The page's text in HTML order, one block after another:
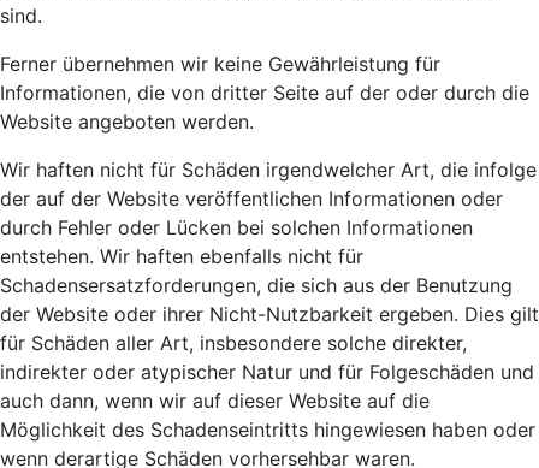
sind.
Ferner übernehmen wir keine Gewährleistung für
Informationen, die von dritter Seite auf der oder durch die
Website angeboten werden.
Wir haften nicht für Schäden irgendwelcher Art, die infolge
der auf der Website veröffentlichen Informationen oder
durch Fehler oder Lücken bei solchen Informationen
entstehen. Wir haften ebenfalls nicht für
Schadensersatzforderungen, die sich aus der Benutzung
der Website oder ihrer Nicht-Nutzbarkeit ergeben. Dies gilt
für Schäden aller Art, insbesondere solche direkter,
indirekter oder atypischer Natur und für Folgeschäden und
auch dann, wenn wir auf dieser Website auf die
Möglichkeit des Schadenseintritts hingewiesen haben oder
wenn derartige Schäden vorhersehbar waren.